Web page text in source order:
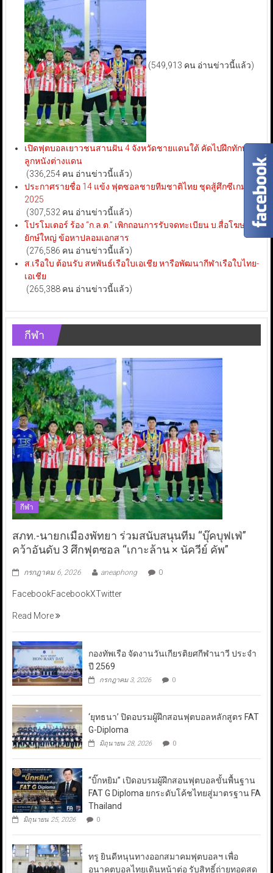
(549,913 คน อ่านข่าวนี้แล้ว)
เปิดฟุตบอลเยาวชนสานฝัน 4 จังหวัดชายแดนใต้ คัดไปฝึกทักษะ
ลูกหนังต่างแดน
(336,254 คน อ่านข่าวนี้แล้ว)
ประกาศรายชื่อ 14 แข้ง ฟุตซอลชายทีมชาติไทย ชุดสู้ศึกซีเกมส์
2025
(307,532 คน อ่านข่าวนี้แล้ว)
โปรโมเตอร์ ร้อง “ก.ล.ต.” เพิกถอนการรับจดทะเบียน บ.สื่อโฆษณา
ยักษ์ใหญ่ ข้อหาปลอมเอกสาร
(276,586 คน อ่านข่าวนี้แล้ว)
ส.เรือใบ ต้อนรับ สหพันธ์เรือใบเอเชีย หารือพัฒนากีฬาเรือใบไทย-
เอเชีย
(265,388 คน อ่านข่าวนี้แล้ว)
กีฬา
กีฬา
สภท.-นายกเมืองพัทยา ร่วมสนับสนุนทีม “บุ๊คบุฟเฟ่”
คว้าอันดับ 3 ศึกฟุตซอล “เกาะล้าน × นัควีย์ คัพ”
กรกฎาคม 6, 2026 aneaphong 0
FacebookFacebookXTwitter
Read More
กองทัพเรือ จัดงานวันเกียรติยศกีฬานาวี ประจำ
ปี 2569
กรกฎาคม 3, 2026 0
‘ยุทธนา’ ปิดอบรมผู้ฝึกสอนฟุตบอลหลักสูตร FAT
G-Diploma
มิถุนายน 28, 2026 0
“บิ๊กหยิม” เปิดอบรมผู้ฝึกสอนฟุตบอลขั้นพื้นฐาน
FAT G Diploma ยกระดับโค้ชไทยสู่มาตรฐาน FA
Thailand
มิถุนายน 25, 2026 0
ทรู ยินดีหนุนทางออกสมาคมฟุตบอลฯ เพื่อ
อนาคตบอลไทยเดินหน้าต่อ รับสิทธิ์ถ่ายทอดสด